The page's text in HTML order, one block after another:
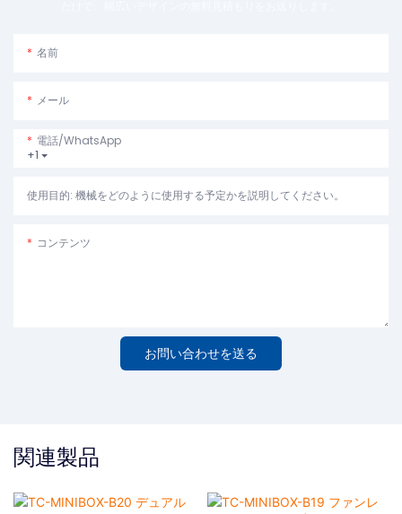
名前
メール
+1
電話/WhatsApp
使用目的: 機械をどのように使用する予定かを説明してください。
コンテンツ
お問い合わせを送る
関連製品